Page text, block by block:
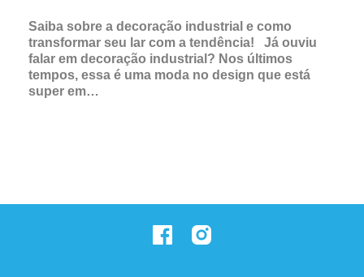
Saiba sobre a decoração industrial e como
transformar seu lar com a tendência! Já ouviu
falar em decoração industrial? Nos últimos
tempos, essa é uma moda no design que está
super em…